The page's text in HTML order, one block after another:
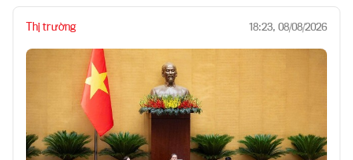
Thị trường 18:23, 08/08/2026